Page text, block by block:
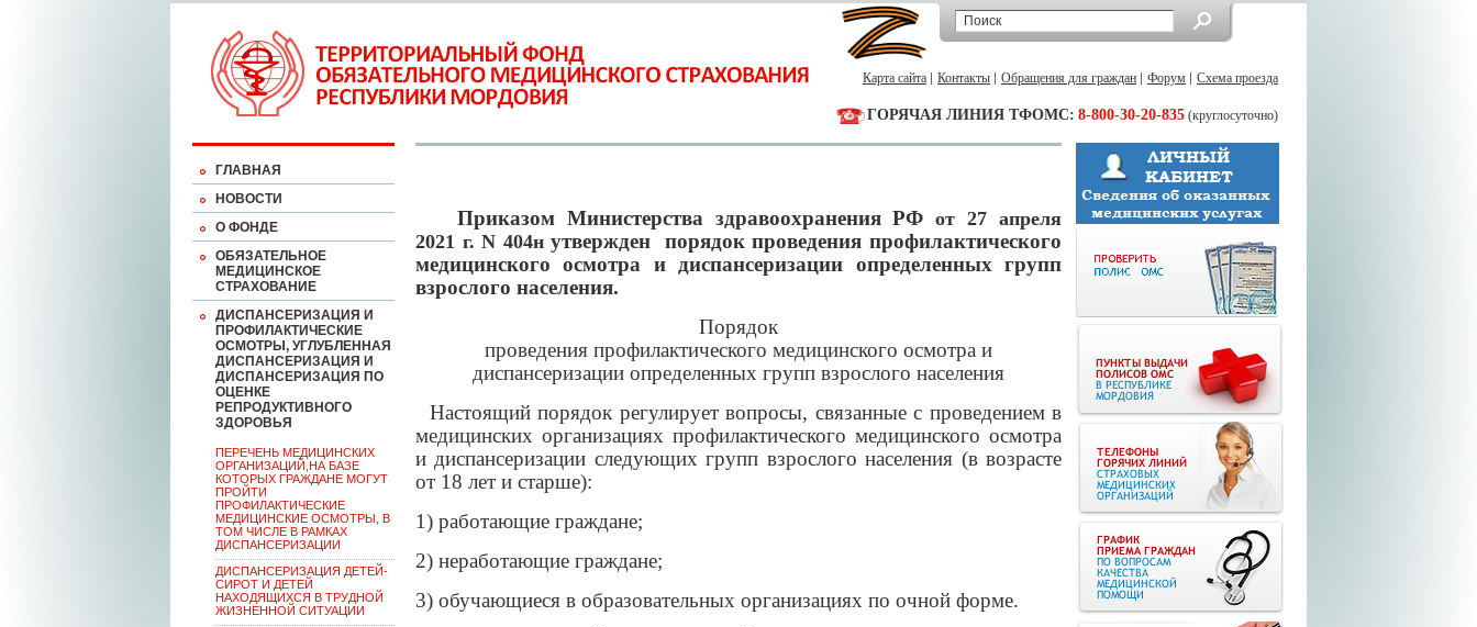
Карта сайта Контакты Обращения для граждан Форум Схема проезда
ГОРЯЧАЯ ЛИНИЯ ТФОМС: 8-800-30-20-835 (круглосуточно)
ГЛАВНАЯ
НОВОСТИ
О ФОНДЕ
ОБЯЗАТЕЛЬНОЕ
МЕДИЦИНСКОЕ
СТРАХОВАНИЕ
ДИСПАНСЕРИЗАЦИЯ И
ПРОФИЛАКТИЧЕСКИЕ
ОСМОТРЫ, УГЛУБЛЕННАЯ
ДИСПАНСЕРИЗАЦИЯ И
ДИСПАНСЕРИЗАЦИЯ ПО
ОЦЕНКЕ
РЕПРОДУКТИВНОГО
ЗДОРОВЬЯ
ПЕРЕЧЕНЬ МЕДИЦИНСКИХ
ОРГАНИЗАЦИЙ,НА БАЗЕ
КОТОРЫХ ГРАЖДАНЕ МОГУТ
ПРОЙТИ
ПРОФИЛАКТИЧЕСКИЕ
МЕДИЦИНСКИЕ ОСМОТРЫ, В
ТОМ ЧИСЛЕ В РАМКАХ
ДИСПАНСЕРИЗАЦИИ
ДИСПАНСЕРИЗАЦИЯ ДЕТЕЙ-
СИРОТ И ДЕТЕЙ
НАХОДЯЩИХСЯ В ТРУДНОЙ
ЖИЗНЕННОЙ СИТУАЦИИ
Приказом Министерства здравоохранения РФот 27 апреля
2021 г. N 404н утвержден порядок проведения профилактического
медицинского осмотра и диспансеризации определенных групп
взрослого населения.
Порядок
проведения профилактического медицинского осмотра и
диспансеризации определенных групп взрослого населения
Настоящий порядок регулирует вопросы, связанные с проведением в
медицинских организациях профилактического медицинского осмотра
и диспансеризации следующих групп взрослого населения (в возрасте
от 18 лет и старше):
1) работающие граждане;
2) неработающие граждане;
3) обучающиеся в образовательных организациях по очной форме.